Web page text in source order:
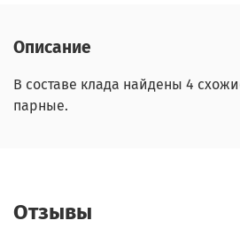
Описание
В составе клада найдены 4
парные.
Отзывы